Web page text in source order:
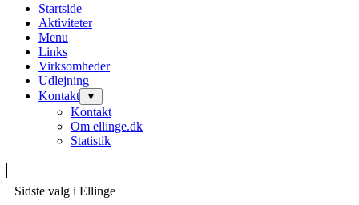
Startside
Aktiviteter
Menu
Links
Virksomheder
Udlejning
Kontakt
▼
Kontakt
Om ellinge.dk
Statistik
Sidste valg i Ellinge